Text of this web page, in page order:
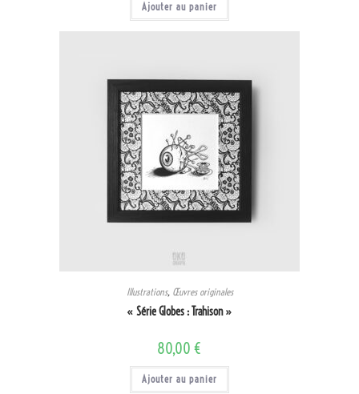
Ajouter au panier
Illustrations, Œuvres originales
« Série Globes : Trahison »
80,00 €
Ajouter au panier